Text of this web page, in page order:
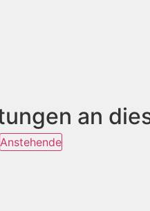
an
Anstehende